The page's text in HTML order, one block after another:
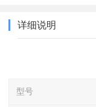
详细说明
型号